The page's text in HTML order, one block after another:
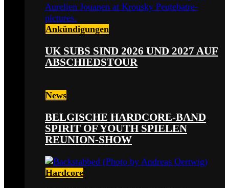
Ankündigungen
UK SUBS SIND 2026 UND 2027 AUF
ABSCHIEDSTOUR
News
BELGISCHE HARDCORE-BAND
SPIRIT OF YOUTH SPIELEN
REUNION-SHOW
Hardcore